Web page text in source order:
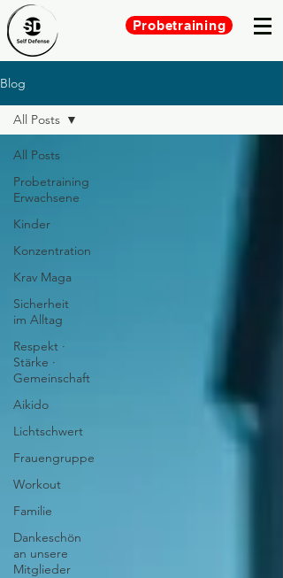
Probetraining
Blog
All Posts
Probetraining
Erwachsene
Kinder
Konzentration
Krav Maga
Sicherheit
im Alltag
Respekt ·
Stärke ·
Gemeinschaft
Aikido
Lichtschwert
Frauengruppe
Workout
Familie
Dankeschön
an unsere
Mitglieder
All Posts